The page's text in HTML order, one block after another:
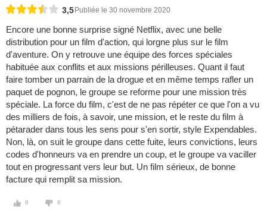
3,5 Publiée le 30 novembre 2020
Encore une bonne surprise signé Netflix, avec une belle
distribution pour un film d'action, qui lorgne plus sur le film
d'aventure. On y retrouve une équipe des forces spéciales
habituée aux conflits et aux missions périlleuses. Quant il faut
faire tomber un parrain de la drogue et en même temps rafler un
paquet de pognon, le groupe se reforme pour une mission très
spéciale. La force du film, c'est de ne pas répéter ce que l'on a vu
des milliers de fois, à savoir, une mission, et le reste du film à
pétarader dans tous les sens pour s'en sortir, style Expendables.
Non, là, on suit le groupe dans cette fuite, leurs convictions, leurs
codes d'honneurs va en prendre un coup, et le groupe va vaciller
tout en progressant vers leur but. Un film sérieux, de bonne
facture qui remplit sa mission.
0 0